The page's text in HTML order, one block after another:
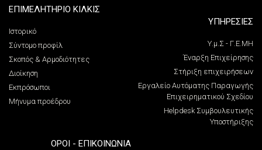
ΕΠΙΜΕΛΗΤΗΡΙΟ ΚΙΛΚΙΣ
Ιστορικό
Σύντομο προφίλ
Σκοπός & Αρμοδιότητες
Διοίκηση
Εκπρόσωποι
Μήνυμα προέδρου
ΥΠΗΡΕΣΙΕΣ
Υ.μ.Σ - Γ.Ε.ΜΗ
Έναρξη Επιχείρησης
Στήριξη επιχειρήσεων
Εργαλείο Αυτόματης Παραγωγής
Επιχειρηματικού Σχεδίου
Helpdesk Συμβουλευτικής
Υποστήριξης
ΌΡΟΙ - ΕΠΙΚΟΙΝΩΝΊΑ